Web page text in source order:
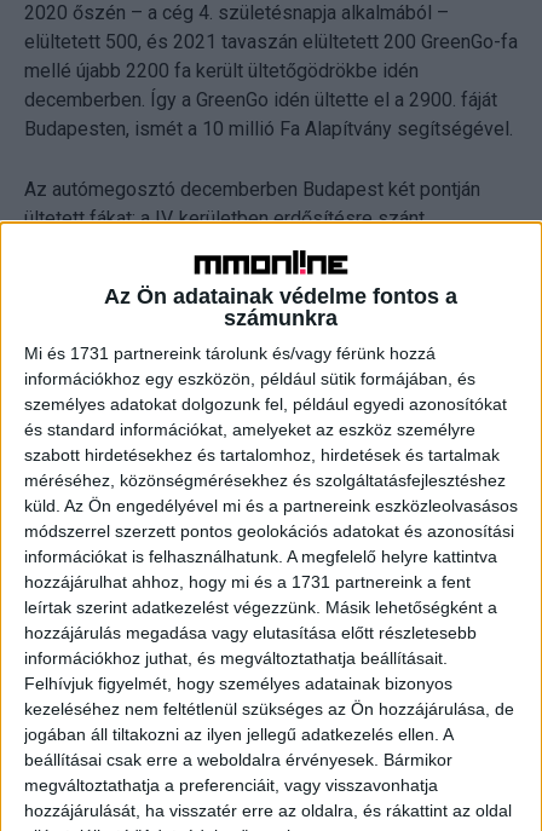
Az Ön adatainak védelme fontos a
számunkra
Mi és 1731 partnereink tárolunk és/vagy férünk hozzá
információkhoz egy eszközön, például sütik formájában, és
személyes adatokat dolgozunk fel, például egyedi azonosítókat
és standard információkat, amelyeket az eszköz személyre
szabott hirdetésekhez és tartalomhoz, hirdetések és tartalmak
méréséhez, közönségmérésekhez és szolgáltatásfejlesztéshez
küld. Az Ön engedélyével mi és a partnereink eszközleolvasásos
módszerrel szerzett pontos geolokációs adatokat és azonosítási
információkat is felhasználhatunk. A megfelelő helyre kattintva
hozzájárulhat ahhoz, hogy mi és a 1731 partnereink a fent
leírtak szerint adatkezelést végezzünk. Másik lehetőségként a
hozzájárulás megadása vagy elutasítása előtt részletesebb
információkhoz juthat, és megváltoztathatja beállításait.
Felhívjuk figyelmét, hogy személyes adatainak bizonyos
kezeléséhez nem feltétlenül szükséges az Ön hozzájárulása, de
jogában áll tiltakozni az ilyen jellegű adatkezelés ellen. A
beállításai csak erre a weboldalra érvényesek. Bármikor
megváltoztathatja a preferenciáit, vagy visszavonhatja
hozzájárulását, ha visszatér erre az oldalra, és rákattint az oldal
2020 őszén – a cég 4. születésnapja alkalmából –
elültetett 500, és 2021 tavaszán elültetett 200 GreenGo-fa
mellé újabb 2200 fa került ültetőgödrökbe idén
decemberben. Így a GreenGo idén ültette el a 2900. fáját
Budapesten, ismét a 10 millió Fa Alapítvány segítségével.
Az autómegosztó decemberben Budapest két pontján
ültetett fákat: a IV. kerületben erdősítésre szánt
facsemeték, a IX. kerületben pedig nagyobb, 5 éves fák
kerültek az ültetőgödrökbe.
természetvédelmi területen, ahol az elmúlt években
igencsak ritkás volt a faállomány. Azért telepítettek éppen
erre az üres részre fákat, hogy javítsák az erdő
összetételét, törekedve a természetesebb és
ökológiailag hasznosabb társulások létrehozására. Az
erdősítés a GreenGo munkatársainak aktív
közreműködésével történt.
A 2900. elültetett GreenGo-fa alkalmából pedig az
autómegosztó az egyik, IX. kerületben elültetett
keskenylevelű hársfán emléktáblát is állított.
„Sajnos évről évre csökken a zöldövezetek mérete, ez
ellen mi is fel akarunk lépni - ezért is született meg a
Gurulj a Fákért! Támogatói Program idén januárban.
Büszkék vagyunk arra, hogy egy ilyen tenni akaró, a